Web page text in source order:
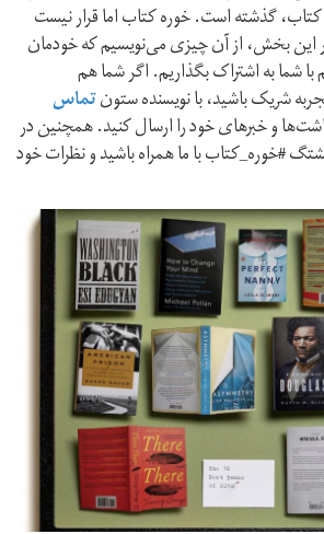
گذشته است. خوره‌ کتاب اما قرار نیست
این بخش، از آن چیزی می‌نویسیم که خودمان
شما به اشتراک بگذاریم. اگر شما هم
شریک باشید، با نویسنده‌ ستونتماس
و خبرهای خود را ارسال کنید. همچنین در
#خوره_کتاب با ما همراه باشید و نظرات خود